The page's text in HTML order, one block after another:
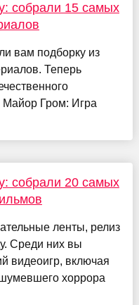
собрали 15 самых
вам подборку из
Теперь
Майор Гром: Игра
собрали 20 самых
ленты, релиз
Среди них вы
видеоигр, включая
хоррора